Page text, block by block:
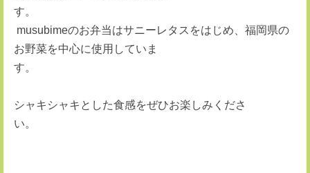
musubimeのお弁当はサニーレタスをはじめ、福岡県の
お野菜を中心に使用していま
シャキシャキとした食感をぜひお楽しみくださ
い